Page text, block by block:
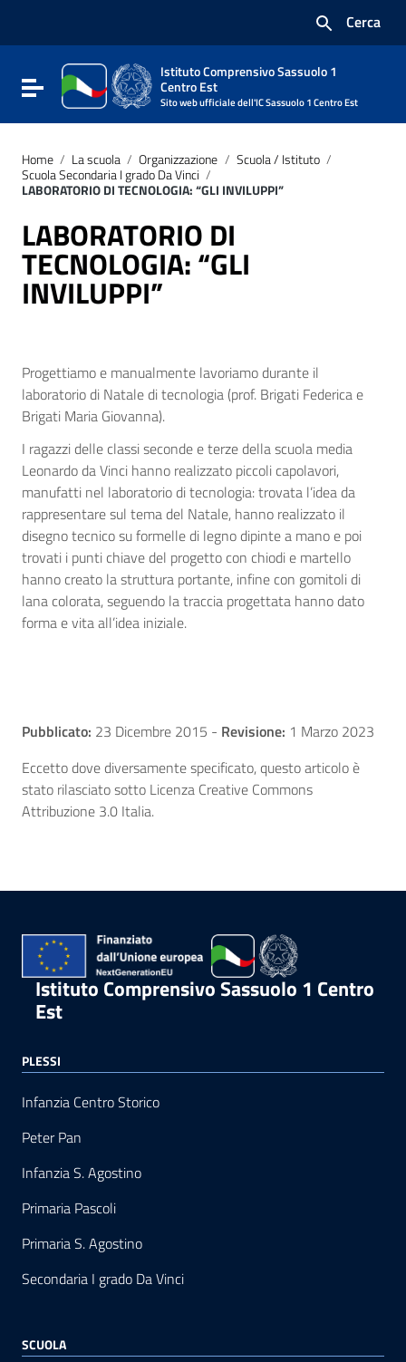
Vai al footer
Cerca
Attiva / disattiva la navigazione
Istituto Comprensivo Sassuolo 1
Centro Est
Sito web ufficiale dell'IC Sassuolo 1 Centro Est
Home / La scuola / Organizzazione / Scuola / Istituto /
Scuola Secondaria I grado Da Vinci /
LABORATORIO DI TECNOLOGIA: “GLI INVILUPPI”
LABORATORIO DI
TECNOLOGIA: “GLI
INVILUPPI”
Progettiamo e manualmente lavoriamo durante il
laboratorio di Natale di tecnologia (prof. Brigati Federica e
Brigati Maria Giovanna).
I ragazzi delle classi seconde e terze della scuola media
Leonardo da Vinci hanno realizzato piccoli capolavori,
manufatti nel laboratorio di tecnologia: trovata l’idea da
rappresentare sul tema del Natale, hanno realizzato il
disegno tecnico su formelle di legno dipinte a mano e poi
trovati i punti chiave del progetto con chiodi e martello
hanno creato la struttura portante, infine con gomitoli di
lana colorata, seguendo la traccia progettata hanno dato
forma e vita all’idea iniziale.
Pubblicato: 23 Dicembre 2015 - Revisione: 1 Marzo 2023
Eccetto dove diversamente specificato, questo articolo è
stato rilasciato sotto Licenza Creative Commons
Attribuzione 3.0 Italia.
Istituto Comprensivo Sassuolo 1 Centro
Est
PLESSI
Infanzia Centro Storico
Peter Pan
Infanzia S. Agostino
Primaria Pascoli
Primaria S. Agostino
Secondaria I grado Da Vinci
SCUOLA